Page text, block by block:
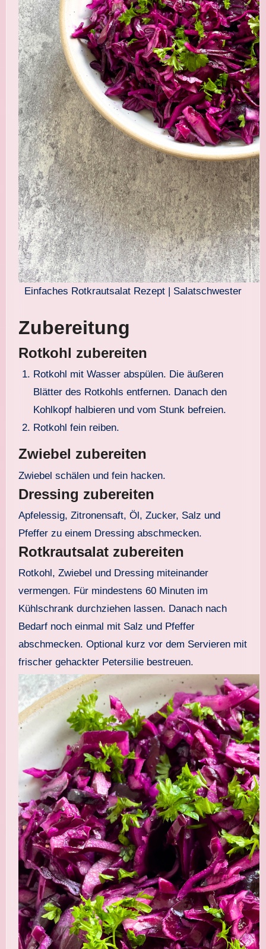
Einfaches Rotkrautsalat Rezept | Salatschwester
Zubereitung
Rotkohl zubereiten
Rotkohl mit Wasser abspülen. Die äußeren
Blätter des Rotkohls entfernen. Danach den
Kohlkopf halbieren und vom Stunk befreien.
Rotkohl fein reiben.
Zwiebel zubereiten
Zwiebel schälen und fein hacken.
Dressing zubereiten
Apfelessig, Zitronensaft, Öl, Zucker, Salz und
Pfeffer zu einem Dressing abschmecken.
Rotkrautsalat zubereiten
Rotkohl, Zwiebel und Dressing miteinander
vermengen. Für mindestens 60 Minuten im
Kühlschrank durchziehen lassen. Danach nach
Bedarf noch einmal mit Salz und Pfeffer
abschmecken. Optional kurz vor dem Servieren mit
frischer gehackter Petersilie bestreuen.